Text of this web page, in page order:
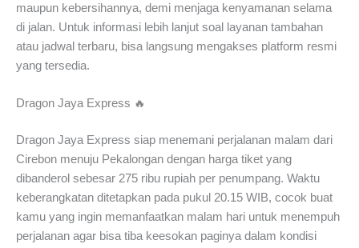
maupun kebersihannya, demi menjaga kenyamanan selama
di jalan. Untuk informasi lebih lanjut soal layanan tambahan
atau jadwal terbaru, bisa langsung mengakses platform resmi
yang tersedia.
Dragon Jaya Express 🔥
Dragon Jaya Express siap menemani perjalanan malam dari
Cirebon menuju Pekalongan dengan harga tiket yang
dibanderol sebesar 275 ribu rupiah per penumpang. Waktu
keberangkatan ditetapkan pada pukul 20.15 WIB, cocok buat
kamu yang ingin memanfaatkan malam hari untuk menempuh
perjalanan agar bisa tiba keesokan paginya dalam kondisi